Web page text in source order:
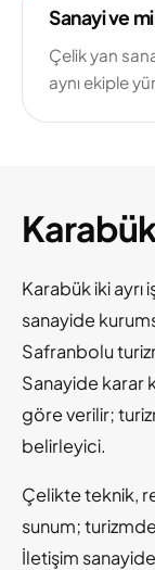
Sanayi ve
Çelik yan
aynı ekiple
Karabük iki ayrı
sanayide
Safranbolu
Sanayide karar
göre verilir;
belirleyici.
Çelikte teknik,
sunum;
İletişim